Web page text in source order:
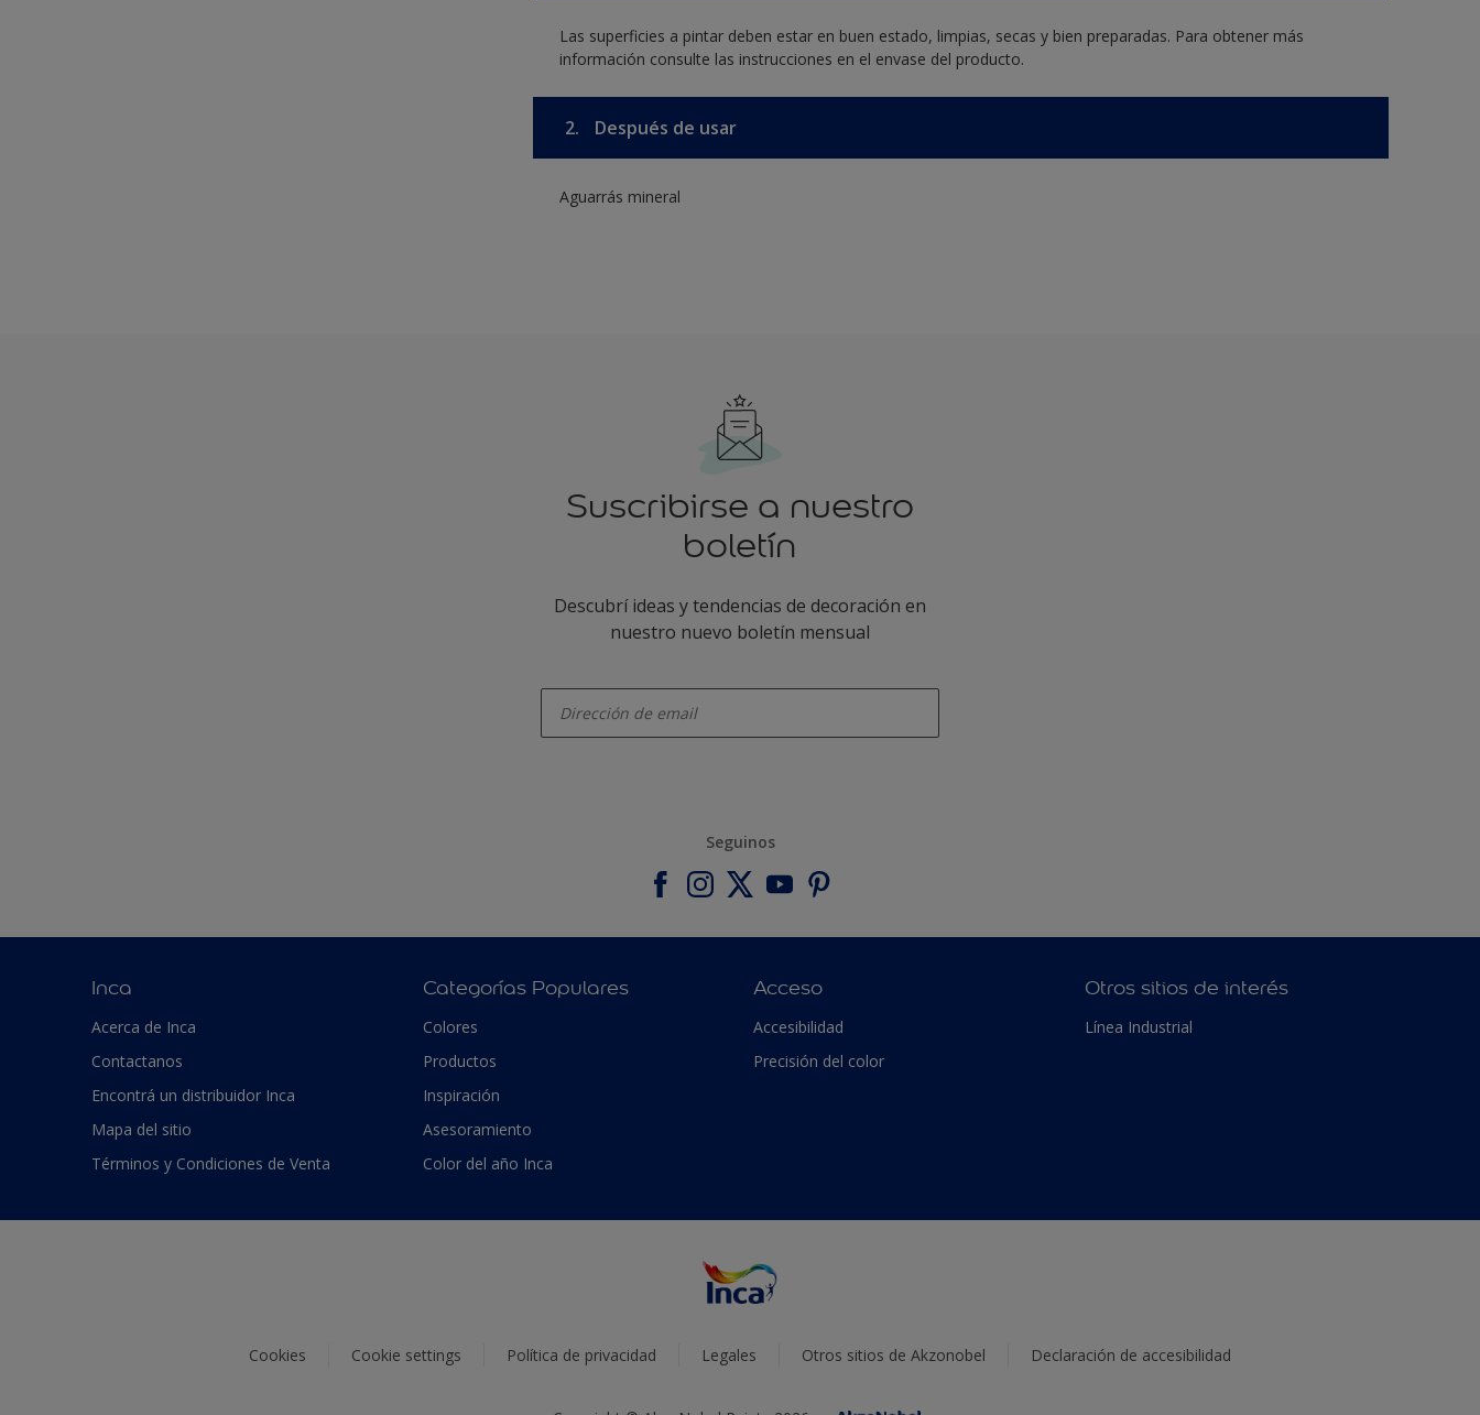
Las superficies a pintar deben estar en buen estado, limpias, secas y bien preparadas. Para obtener más
información consulte las instrucciones en el envase del producto.
2. Después de usar
Aguarrás mineral
Suscribirse a nuestro
boletín
Descubrí ideas y tendencias de decoración en
nuestro nuevo boletín mensual
Seguinos
Inca
Acerca de Inca
Contactanos
Encontrá un distribuidor Inca
Mapa del sitio
Términos y Condiciones de Venta
Categorías Populares
Colores
Productos
Inspiración
Asesoramiento
Color del año Inca
Acceso
Accesibilidad
Precisión del color
Otros sitios de interés
Línea Industrial
Cookies Cookie settings Política de privacidad Legales Otros sitios de Akzonobel Declaración de accesibilidad